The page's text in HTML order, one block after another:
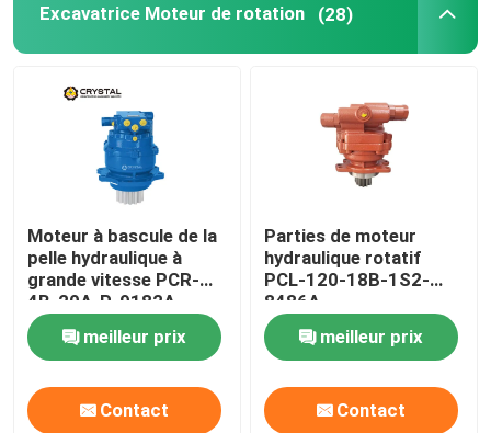
Moteur de déplacement à perceuse rotative
Moteur de déplacement du chargeur de charrue
Excavatrice Moteur de rotation (28)
Moteur à bascule de la
pelle hydraulique à
grande vitesse PCR-
4B-20A-P-9182A
meilleur prix
Contact
Parties de moteur
hydraulique rotatif
PCL-120-18B-1S2-
8486A
meilleur prix
Contact